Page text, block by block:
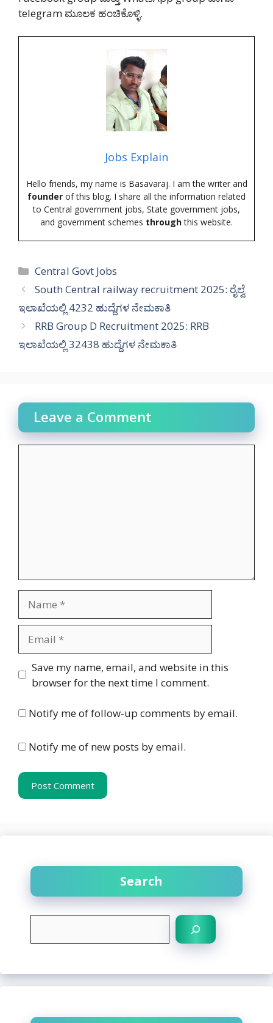
telegram ಮೂಲಕ ಹಂಚಿಕೊಳ್ಳಿ.
Jobs Explain
Hello friends, my name is Basavaraj. I am the writer and
founder of this blog. I share all the information related
to Central government jobs, State government jobs,
and government schemes throughthis website.
Categories
Central Govt Jobs
South Central railway recruitment 2025: ರೈಲ್ವೆ
ಇಲಾಖೆಯಲ್ಲಿ 4232 ಹುದ್ದೆಗಳ ನೇಮಕಾತಿ
RRB Group D Recruitment 2025: RRB
ಇಲಾಖೆಯಲ್ಲಿ 32438 ಹುದ್ದೆಗಳ ನೇಮಕಾತಿ
Leave a Comment
Website
Save my name, email, and website in this
browser for the next time I comment.
Notify me of follow-up comments by email.
Notify me of new posts by email.
Search
c